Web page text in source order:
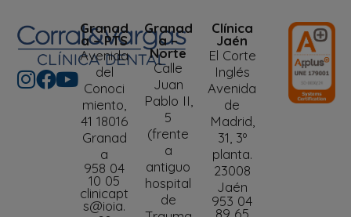
Granad
a – PTS
Avenida
del
Conoci
miento,
41 18016
Granad
a
958 04
10 05
clinicapt
s@ioia.
Granad
a –
Norte
Calle
Juan
Pablo II,
5
(frente
a
antiguo
hospital
de
Clínica
Jaén
El Corte
Inglés
Avenida
de
Madrid,
31, 3º
planta.
23008
Jaén
953 04
89 65